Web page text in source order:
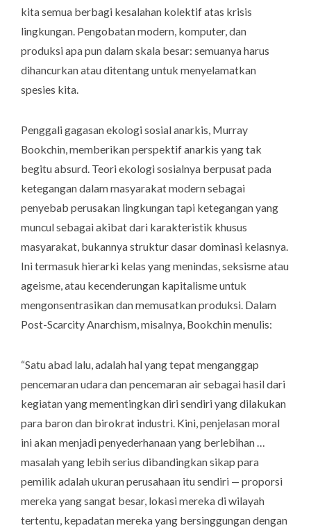
kita semua berbagi kesalahan kolektif atas krisis
lingkungan. Pengobatan modern, komputer, dan
produksi apa pun dalam skala besar: semuanya harus
dihancurkan atau ditentang untuk menyelamatkan
spesies kita.
Penggali gagasan ekologi sosial anarkis, Murray
Bookchin, memberikan perspektif anarkis yang tak
begitu absurd. Teori ekologi sosialnya berpusat pada
ketegangan dalam masyarakat modern sebagai
penyebab perusakan lingkungan tapi ketegangan yang
muncul sebagai akibat dari karakteristik khusus
masyarakat, bukannya struktur dasar dominasi kelasnya.
Ini termasuk hierarki kelas yang menindas, seksisme atau
ageisme, atau kecenderungan kapitalisme untuk
mengonsentrasikan dan memusatkan produksi. Dalam
Post-Scarcity Anarchism, misalnya, Bookchin menulis:
“Satu abad lalu, adalah hal yang tepat menganggap
pencemaran udara dan pencemaran air sebagai hasil dari
kegiatan yang mementingkan diri sendiri yang dilakukan
para baron dan birokrat industri. Kini, penjelasan moral
ini akan menjadi penyederhanaan yang berlebihan …
masalah yang lebih serius dibandingkan sikap para
pemilik adalah ukuran perusahaan itu sendiri — proporsi
mereka yang sangat besar, lokasi mereka di wilayah
tertentu, kepadatan mereka yang bersinggungan dengan